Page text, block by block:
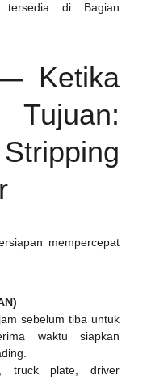
tersedia di Bagian
Ketika
Tujuan:
mempercepat
sebelum tiba untuk
waktu siapkan
truck plate, driver